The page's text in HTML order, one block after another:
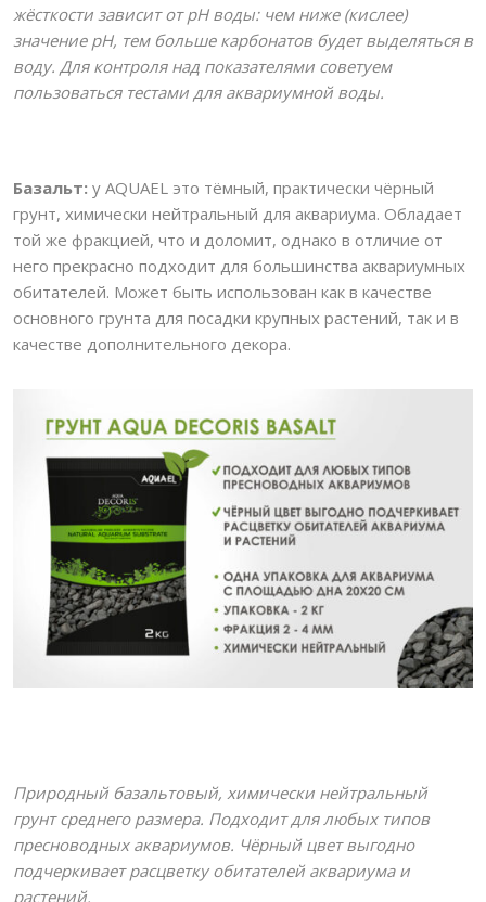
жёсткости зависит от рН воды: чем ниже (кислее)
значение рН, тем больше карбонатов будет выделяться в
воду. Для контроля над показателями советуем
пользоваться тестами для аквариумной воды.
Базальт: у AQUAEL это тёмный, практически чёрный
грунт, химически нейтральный для аквариума. Обладает
той же фракцией, что и доломит, однако в отличие от
него прекрасно подходит для большинства аквариумных
обитателей. Может быть использован как в качестве
основного грунта для посадки крупных растений, так и в
качестве дополнительного декора.
Природный базальтовый, химически нейтральный
грунт среднего размера. Подходит для любых типов
пресноводных аквариумов. Чёрный цвет выгодно
подчеркивает расцветку обитателей аквариума и
растений.
ПОИСК